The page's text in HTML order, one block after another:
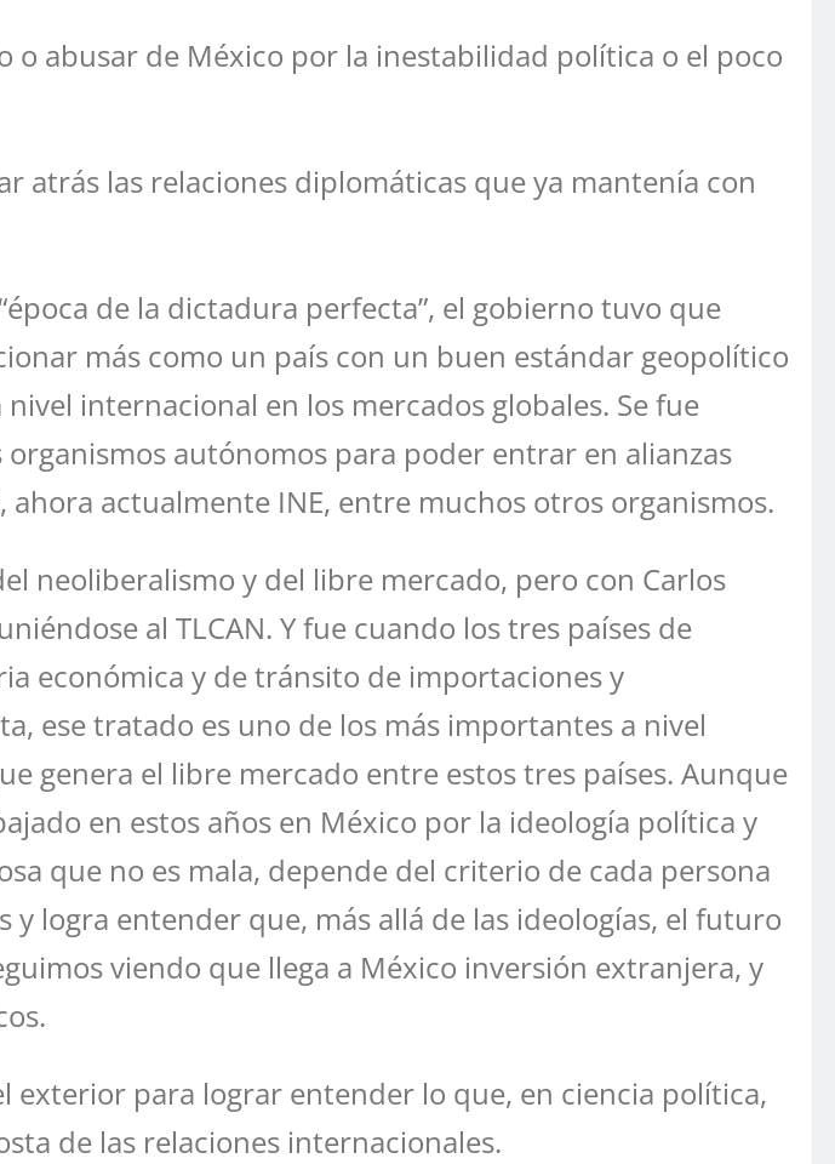
abusar de México por la inestabilidad política o el poco
atrás las relaciones diplomáticas que ya mantenía con
de la dictadura perfecta”, el gobierno tuvo que
más como un país con un buen estándar geopolítico
internacional en los mercados globales. Se fue
autónomos para poder entrar en alianzas
actualmente INE, entre muchos otros organismos.
neoliberalismo y del libre mercado, pero con Carlos
al TLCAN. Y fue cuando los tres países de
económica y de tránsito de importaciones y
ese tratado es uno de los más importantes a nivel
genera el libre mercado entre estos tres países. Aunque
en estos años en México por la ideología política y
que no es mala, depende del criterio de cada persona
logra entender que, más allá de las ideologías, el futuro
viendo que llega a México inversión extranjera, y
exterior para lograr entender lo que, en ciencia política,
de las relaciones internacionales.